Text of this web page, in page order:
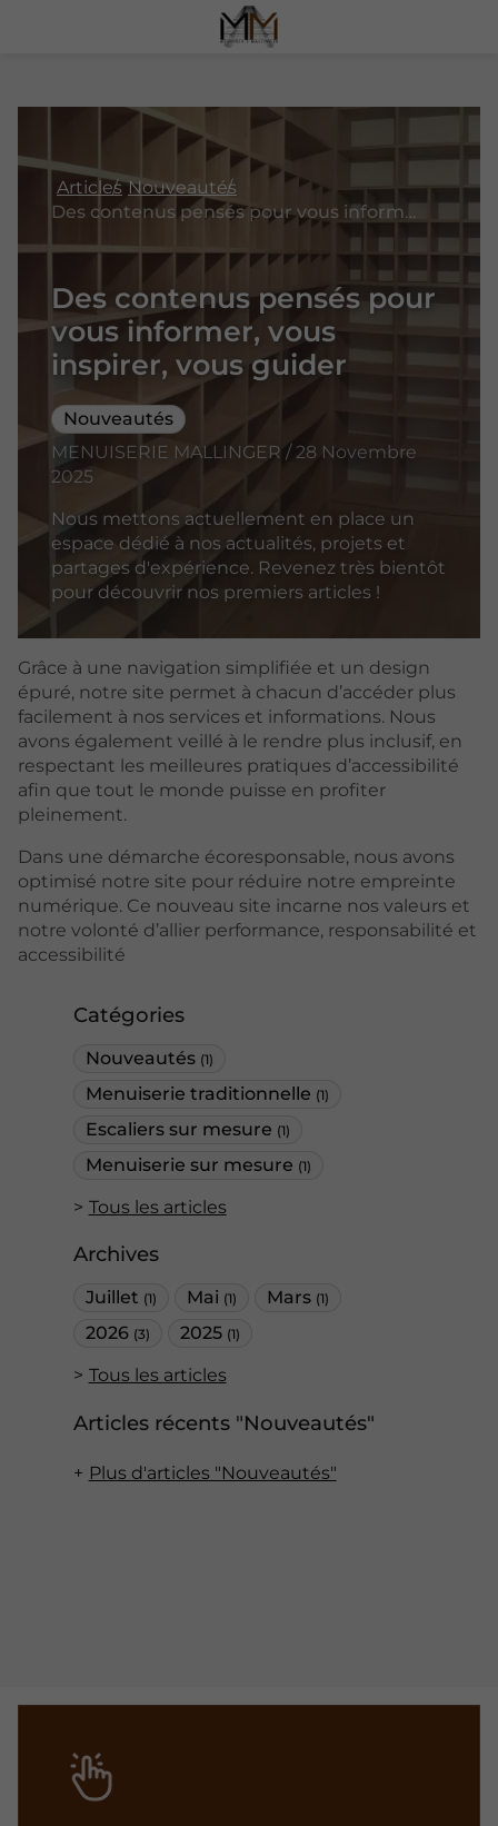
Catégories
Nouveautés (1)
Menuiserie traditionnelle (1)
Escaliers sur mesure (1)
Menuiserie sur mesure (1)
Tous les articles
Archives
Juillet (1) Mai (1) Mars (1)
2026 (3) 2025 (1)
Tous les articles
Articles récents "Nouveautés"
Plus d'articles "Nouveautés"
Articles Nouveautés
Des contenus pensés pour vous informer, vous inspirer, vous guider
Des contenus pensés pour
vous informer, vous
inspirer, vous guider
Nouveautés
MENUISERIE MALLINGER / 28 Novembre
2025
Nous mettons actuellement en place un
espace dédié à nos actualités, projets et
partages d'expérience. Revenez très bientôt
pour découvrir nos premiers articles !
Grâce à une navigation simplifiée et un design
épuré, notre site permet à chacun d’accéder plus
facilement à nos services et informations. Nous
avons également veillé à le rendre plus inclusif, en
respectant les meilleures pratiques d’accessibilité
afin que tout le monde puisse en profiter
pleinement.
Dans une démarche écoresponsable, nous avons
optimisé notre site pour réduire notre empreinte
numérique. Ce nouveau site incarne nos valeurs et
notre volonté d’allier performance, responsabilité et
accessibilité